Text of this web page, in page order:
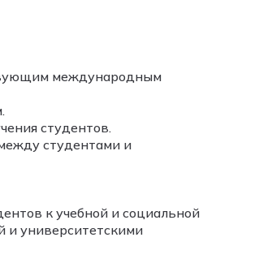
международным
студентов.
студентами и
к учебной и социальной
и университетскими